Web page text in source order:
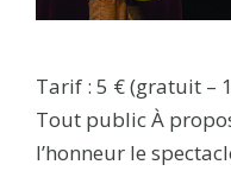
Tarif : 5 € (gratuit –
Tout public À
l’honneur le